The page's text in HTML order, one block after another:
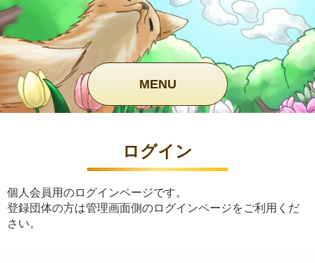
MENU
ログイン
個人会員用のログインページです。
登録団体の方は管理画面側のログインページをご利用くだ
さい。